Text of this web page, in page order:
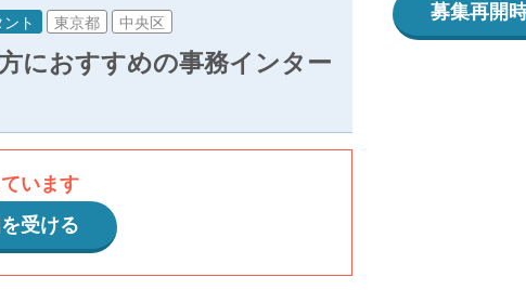
ト 東京都 中央区
におすすめの事務インター
います
受ける
募集再開